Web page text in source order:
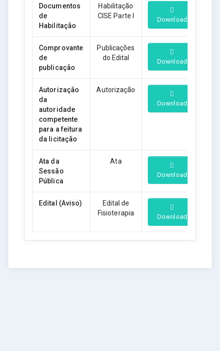
Documentos
de
Habilitação
Habilitação
CISE Parte I
Download
Comprovante
de
publicação
Publicações
do Edital
Download
Autorização
da
autoridade
competente
para a feitura
da licitação
Autorização
Download
Ata da
Sessão
Pública
Ata
Download
Edital (Aviso)
Edital de
Fisioterapia
Download